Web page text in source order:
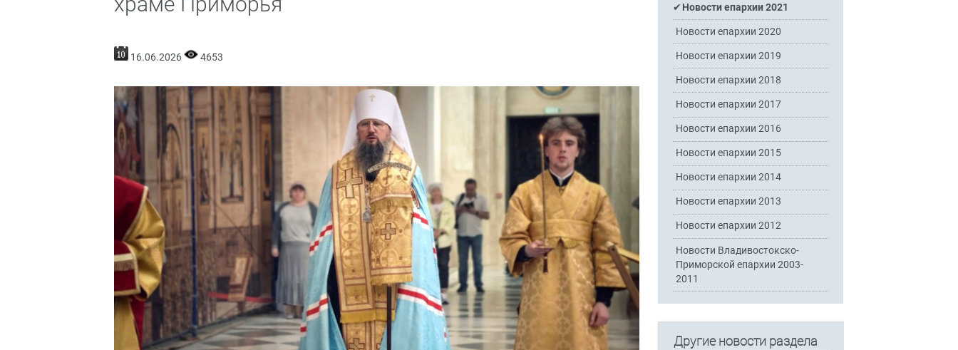
16.06.2026 4653
Новости епархии 2021
Новости епархии 2020
Новости епархии 2019
Новости епархии 2018
Новости епархии 2017
Новости епархии 2016
Новости епархии 2015
Новости епархии 2014
Новости епархии 2013
Новости епархии 2012
Новости Владивостокско-
Приморской епархии 2003-
2011
Другие новости раздела